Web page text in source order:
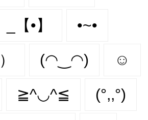
_【•】 •~•
(◠‿◠) ☺️
≧^◡^≦ (°,,°)